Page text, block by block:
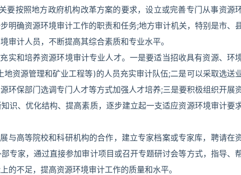
要按照地方政府机构改革方案的要求，设立或完善专门从事资源
明确资源环境审计工作的职责和任务;地方审计机关，特别是市、
审计人员，不断提高其综合素质和专业水平。
实和培养资源环境审计专业人才。一是要适当招收具有资源、环
资源管理和矿业工程等)的人员充实审计队伍;二是可以采取选送
环保部门选调专门人才等方式加强人才培养;三是要积极组织开展
识、优化结构、提高素质，逐步建立起一支适应资源环境审计要
与高等院校和科研机构的合作，建立专家档案或专家库，聘请在
专家，通过直接参加审计项目或召开专题研讨会等方式，指导、
的不足，提高资源环境审计工作的质量和水平。